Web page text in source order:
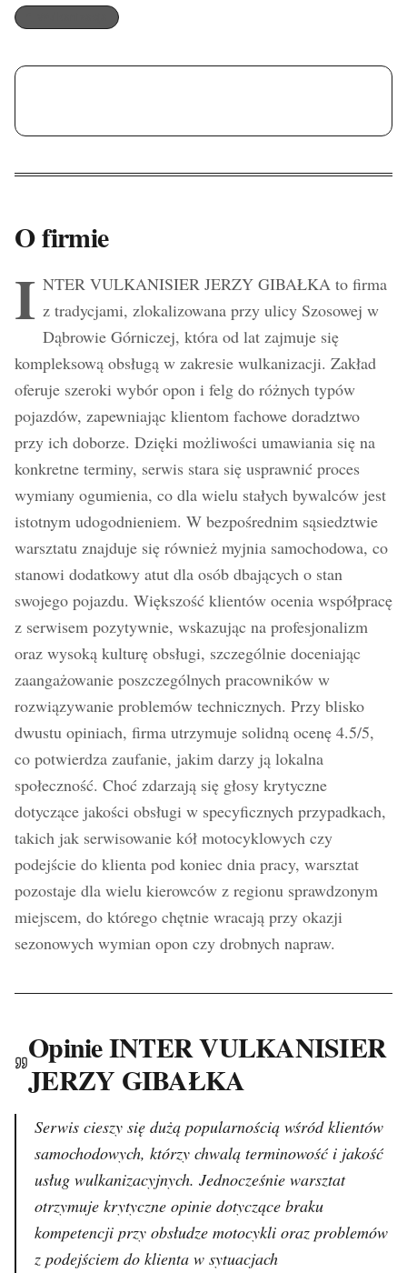
O firmie
I NTER VULKANISIER JERZY GIBAŁKA to firma
z tradycjami, zlokalizowana przy ulicy Szosowej w
Dąbrowie Górniczej, która od lat zajmuje się
kompleksową obsługą w zakresie wulkanizacji. Zakład
oferuje szeroki wybór opon i felg do różnych typów
pojazdów, zapewniając klientom fachowe doradztwo
przy ich doborze. Dzięki możliwości umawiania się na
konkretne terminy, serwis stara się usprawnić proces
wymiany ogumienia, co dla wielu stałych bywalców jest
istotnym udogodnieniem. W bezpośrednim sąsiedztwie
warsztatu znajduje się również myjnia samochodowa, co
stanowi dodatkowy atut dla osób dbających o stan
swojego pojazdu. Większość klientów ocenia współpracę
z serwisem pozytywnie, wskazując na profesjonalizm
oraz wysoką kulturę obsługi, szczególnie doceniając
zaangażowanie poszczególnych pracowników w
rozwiązywanie problemów technicznych. Przy blisko
dwustu opiniach, firma utrzymuje solidną ocenę 4.5/5,
co potwierdza zaufanie, jakim darzy ją lokalna
społeczność. Choć zdarzają się głosy krytyczne
dotyczące jakości obsługi w specyficznych przypadkach,
takich jak serwisowanie kół motocyklowych czy
podejście do klienta pod koniec dnia pracy, warsztat
pozostaje dla wielu kierowców z regionu sprawdzonym
miejscem, do którego chętnie wracają przy okazji
sezonowych wymian opon czy drobnych napraw.
Opinie INTER VULKANISIER
JERZY GIBAŁKA
Serwis cieszy się dużą popularnością wśród klientów
samochodowych, którzy chwalą terminowość i jakość
usług wulkanizacyjnych. Jednocześnie warsztat
otrzymuje krytyczne opinie dotyczące braku
kompetencji przy obsłudze motocykli oraz problemów
z podejściem do klienta w sytuacjach